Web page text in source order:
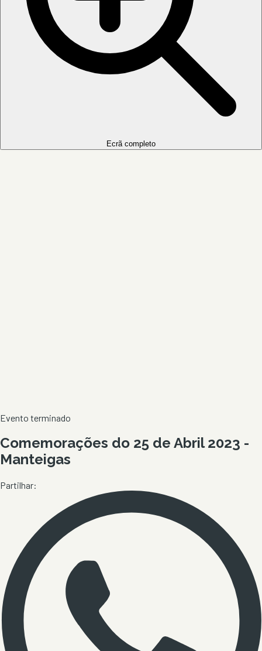
Ecrã completo
Evento terminado
Comemorações do 25 de Abril 2023 -
Manteigas
Partilhar: